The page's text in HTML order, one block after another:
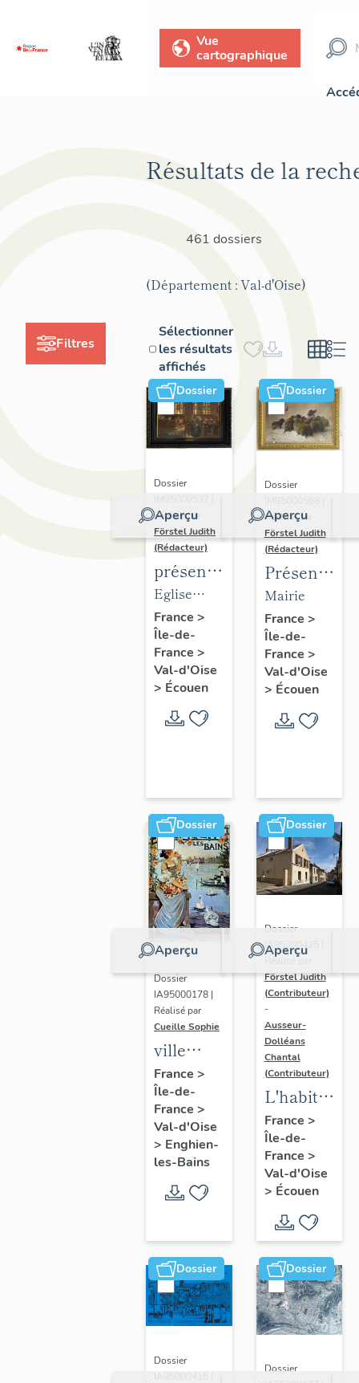
Vue
cartographique
Filtres
Résultats de la
461 dossiers
(Département : Val-d'Oise)
Sélectionner
les résultats
affichés
Dossier
Aperçu
Dossier
Réalisé par
Förstel Judith
(Rédacteur)
présentation
du
mobilier
de
l'église
d'Ecouen
Eglise
Saint-
Acceul
France >
Île-de-
France >
Val-d'Oise
> Écouen
Dossier
Aperçu
Dossier
Réalisé par
Förstel Judith
(Rédacteur)
du
mobilier
de la
mairie
d'Ecouen
Mairie
France >
Île-de-
France >
Val-d'Oise
> Écouen
Dossier
Aperçu
Dossier
IA95000178 |
Réalisé par
Cueille Sophie
ville
thermale
d'Enghien-
les-Bains
France >
Île-de-
France >
Val-d'Oise
> Enghien-
les-Bains
Dossier
Aperçu
Dossier
IA95000425 |
Réalisé par
Förstel Judith
(Contributeur)
-
Ausseur-
Dolléans
Chantal
(Contributeur)
L'habitat
d'Ecouen
France >
Île-de-
France >
Val-d'Oise
> Écouen
Dossier
Dossier
Dossier
Dossier